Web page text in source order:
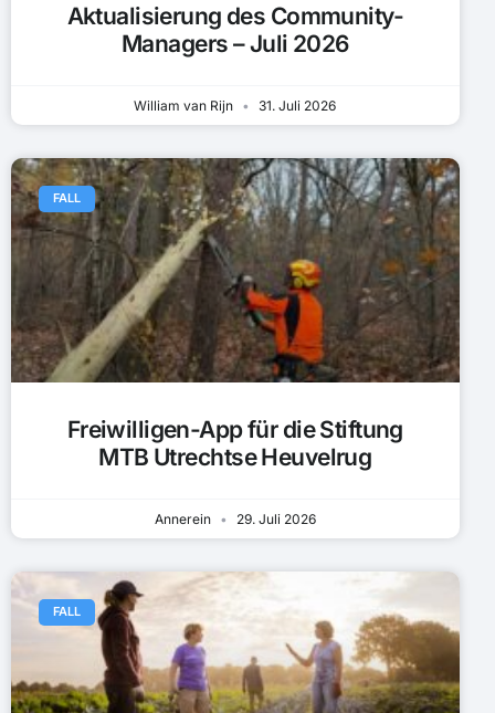
Aktualisierung des Community-
Managers – Juli 2026
William van Rijn 31. Juli 2026
FALL
Freiwilligen-App für die Stiftung
MTB Utrechtse Heuvelrug
Annerein 29. Juli 2026
FALL